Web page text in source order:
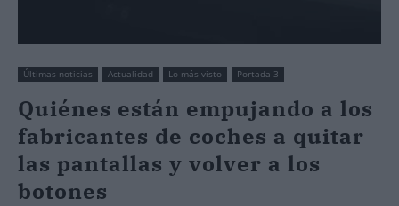
Últimas noticias Actualidad Lo más visto Portada 3
Quiénes están empujando a los
fabricantes de coches a quitar
las pantallas y volver a los
botones